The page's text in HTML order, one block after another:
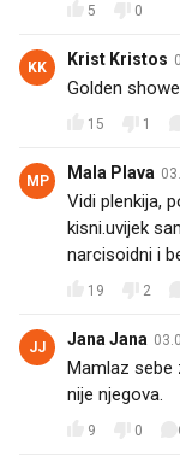
5 0
KK Krist Kristos
Golden
15 1
MP Mala Plava
Vidi plenkija,
kisni.uvijek
narcisoidni i
19 2
JJ Jana Jana
Mamlaz sebe
nije njegova.
9 0